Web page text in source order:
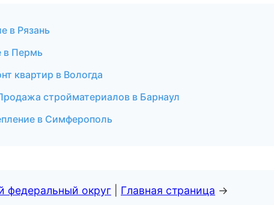
в Рязань
в Пермь
квартир в Вологда
стройматериалов в Барнаул
в Симферополь
федеральный округ Главная страница →